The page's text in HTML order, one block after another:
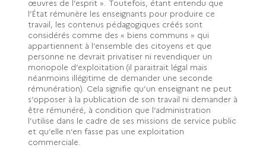
œuvres de l’esprit ». Toutefois, étant entendu que
l’État rémunère les enseignants pour produire ce
travail, les contenus pédagogiques créés sont
considérés comme des « biens communs » qui
appartiennent à l’ensemble des citoyens et que
personne ne devrait privatiser ni revendiquer un
monopole d’exploitation (il paraitrait légal mais
néanmoins illégitime de demander une seconde
rémunération). Cela signifie qu’un enseignant ne peut
s’opposer à la publication de son travail ni demander à
être rémunéré, à condition que l’administration
l’utilise dans le cadre de ses missions de service public
et qu’elle n’en fasse pas une exploitation
commerciale.